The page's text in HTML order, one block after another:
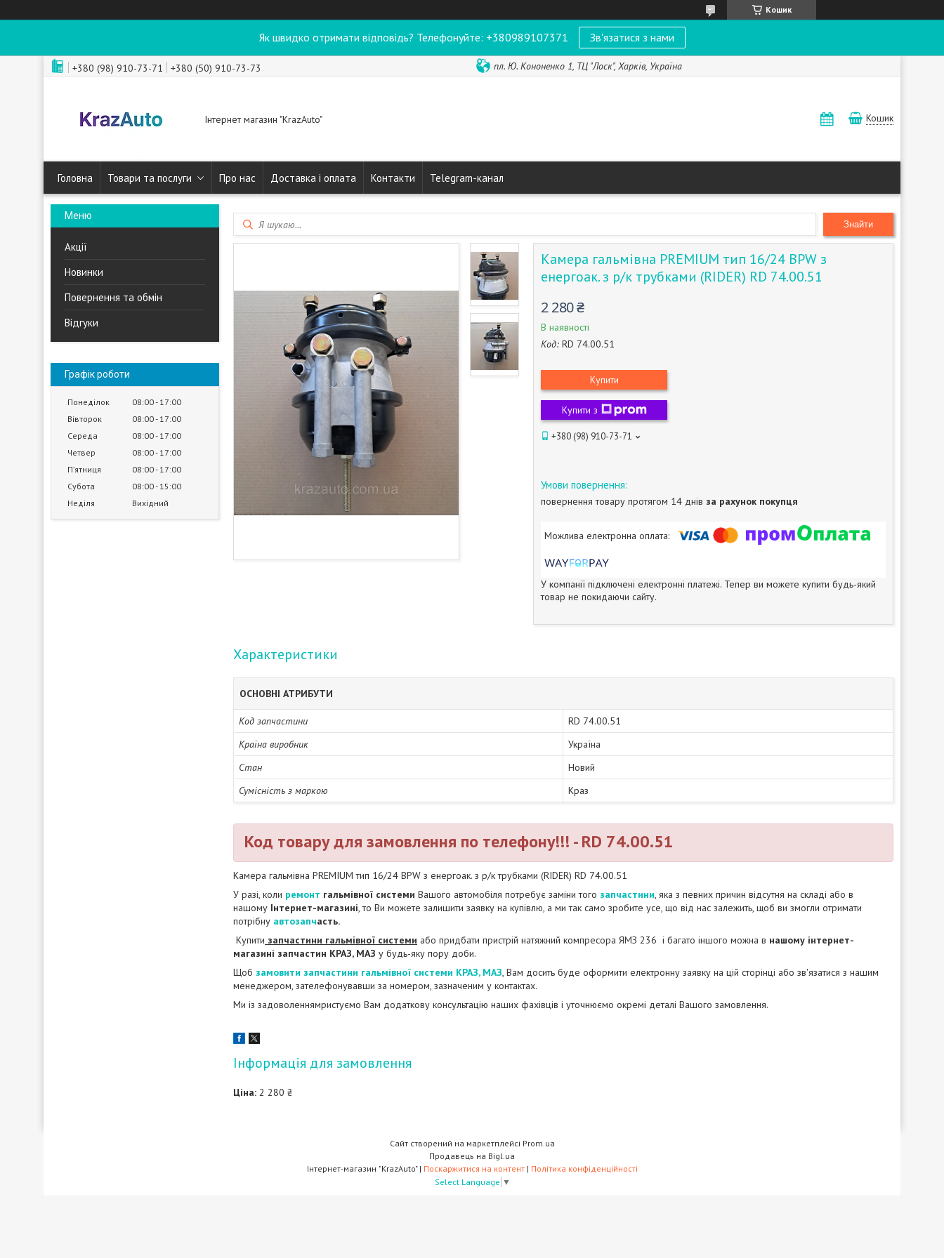
Кошик
Як швидко отримати відповідь? Телефонуйте: +380989107371 Зв'язатися з нами
+380 (98) 910-73-71 +380 (50) 910-73-73 пл. Ю. Кононенко 1, ТЦ "Лоск", Харків, Україна
Інтернет магазин "KrazAuto" Кошик
Головна Товари та послуги Про нас Доставка і оплата Контакти Telegram-канал
Акції
Новинки
Повернення та обмін
Відгуки
Графік роботи
Понеділок 08:00 17:00
Вівторок
08:00 17:00
Середа
08:00 17:00
Четвер
08:00 17:00
Пʼятниця
08:00 17:00
Субота
08:00 15:00
Неділя
Вихідний
Знайти
Камера гальмівна PREMIUM тип 16/24 BPW з
енергоак. з р/к трубками (RIDER) RD 74.00.51
2 280 ₴
В наявності
Код: RD 74.00.51
Купити
Купити з
+380 (98) 910-73-71
повернення товару протягом 14 днів за рахунок покупця
У компанії підключені електронні платежі. Тепер ви можете купити будь-який
товар не покидаючи сайту.
Характеристики
ОСНОВНІ АТРИБУТИ
Код запчастини
RD 74.00.51
Країна виробник
Україна
Стан
Новий
Сумісність з маркою
Краз
Код товару для замовлення по телефону!!! - RD 74.00.51
Камера гальмівна PREMIUM тип 16/24 BPW з енергоак. з р/к трубками (RIDER) RD 74.00.51
У разі, коли ремонт гальмівної системи Вашого автомобіля потребує заміни того запчастини, яка з певних причин відсутня на складі або в
нашому Інтернет-магазині, то Ви можете залишити заявку на купівлю, а ми так само зробите усе, що від нас залежить, щоб ви змогли отримати
потрібну автозапчасть.
Купити запчастини гальмівної системи або придбати пристрій натяжний компресора ЯМЗ 236 і багато іншого можна в нашому інтернет-
магазині запчастин КРАЗ, МАЗ у будь-яку пору доби.
Щоб замовити запчастини гальмівної системи КРАЗ, МАЗ, Вам досить буде оформити електронну заявку на цій сторінці або зв'язатися з нашим
менеджером, зателефонувавши за номером, зазначеним у контактах.
Ми із задоволеннямристуємо Вам додаткову консультацію наших фахівців і уточнюємо окремі деталі Вашого замовлення.
Інформація для замовлення
Ціна: 2 280 ₴
Сайт створений на маркетплейсі Prom.ua
Продавець на Bigl.ua
Інтернет-магазин "KrazAuto" | Поскаржитися на контент | Політика конфіденційності
Select Language ▼